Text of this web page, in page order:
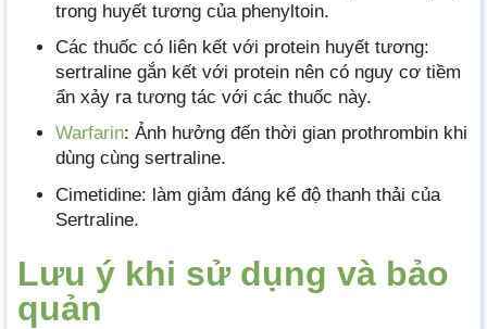
trong huyết tương của phenyltoin.
Các thuốc có liên kết với protein huyết tương:
sertraline gắn kết với protein nên có nguy cơ tiềm
ẩn xảy ra tương tác với các thuốc này.
Warfarin: Ảnh hưởng đến thời gian prothrombin khi
dùng cùng sertraline.
Cimetidine: làm giảm đáng kể độ thanh thải của
Sertraline.
Lưu ý khi sử dụng và bảo
quản